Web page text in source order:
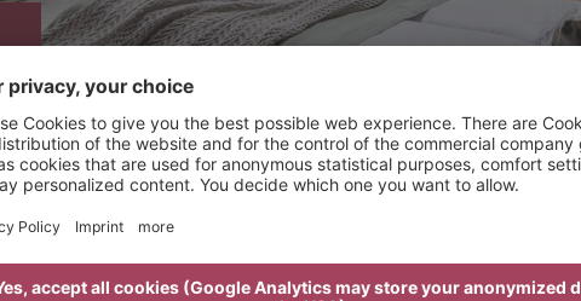
FamilienSpar-Wochen
24.04. – 05.07.2026 und 04.10. – 08.11.2026
Supergünstiges Familienangebot und
Sparen Sie bis zu € 45,00 pro Kind/Tag!
Zum Sparangebot
04.07. –
10%
20%